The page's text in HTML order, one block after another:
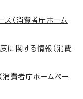
（消費者庁ホーム
に関する情報（消費
費者庁ホームペー